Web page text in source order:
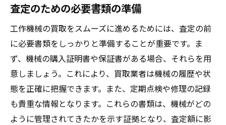
リット
簡単にできる自己整備のポイント
工作機械の長寿命化を図るテクニック
清掃と保管の徹底
工作機械買取の市場動向と適正価格の見極め方
最新の市場動向を把握する方法
需要と供給のバランスを理解する
査定のための必要書類の準備
工作機械の買取をスムーズに進めるためには、査定の前
に必要書類をしっかりと準備することが重要です。ま
ず、機械の購入証明書や保証書がある場合、それらを用
意しましょう。これにより、買取業者は機械の履歴や状
態を正確に把握できます。また、定期点検や修理の記録
も貴重な情報となります。これらの書類は、機械がどの
ように管理されてきたかを示す証拠となり、査定額に影